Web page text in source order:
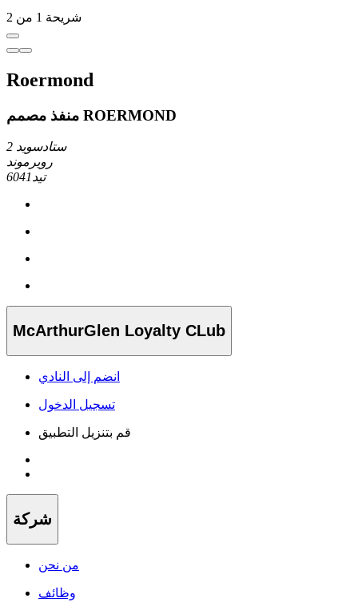
شريحة 1 من 2
Roermond
منفذ مصمم ROERMOND
ستادسويد 2
رويرموند
6041تيد
McArthurGlen Loyalty CLub
انضم إلى النادي
تسجيل الدخول
قم بتنزيل التطبيق
شركة
من نحن
وظائف